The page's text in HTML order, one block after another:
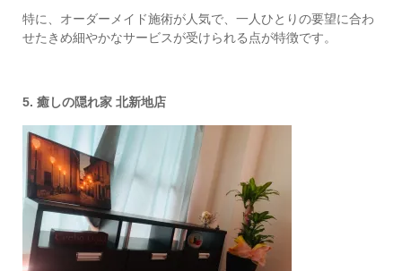
特に、オーダーメイド施術が人気で、一人ひとりの要望に合わ
せたきめ細やかなサービスが受けられる点が特徴です。
5. 癒しの隠れ家 北新地店